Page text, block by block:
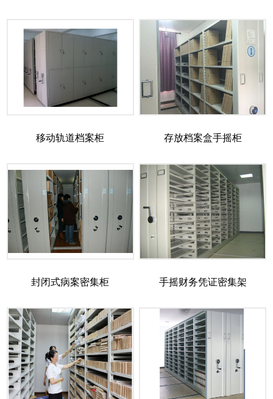
移动轨道档案柜 存放档案盒手摇柜
封闭式病案密集柜 手摇财务凭证密集架